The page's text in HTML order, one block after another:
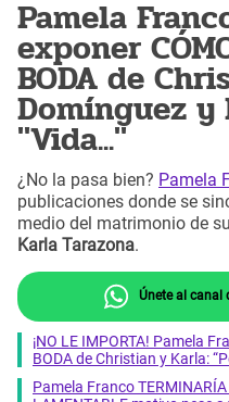
Pamela
exponer
BODA de
Domínguez y
"Vida..."
¿No la pasa bien? Pamela
publicaciones donde se
medio del matrimonio de
Karla Tarazona.
Únete al canal
¡NO LE IMPORTA! Pamela
BODA de Christian y Karla:
Pamela Franco